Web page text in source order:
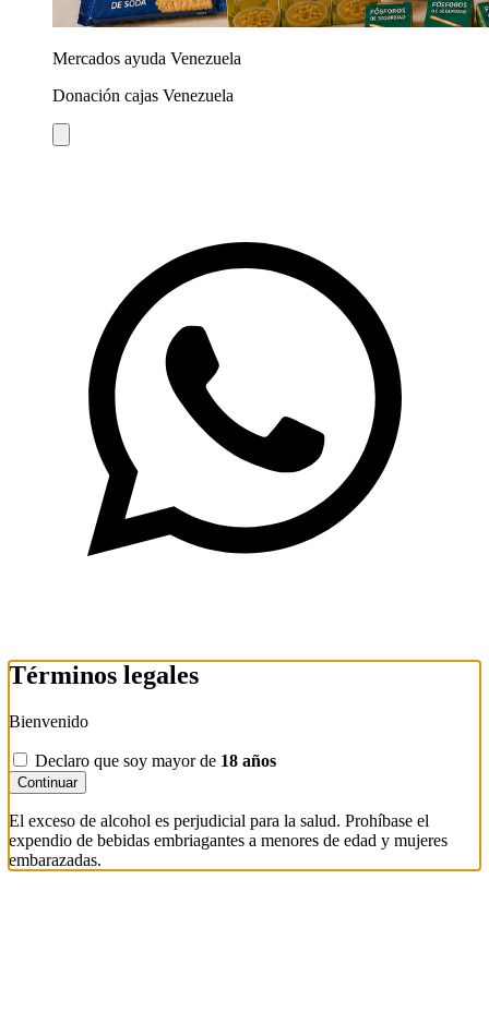
Mercados ayuda Venezuela
Donación cajas Venezuela
Términos legales
Bienvenido
Declaro que soy mayor de 18 años
Continuar
El exceso de alcohol es perjudicial para la salud. Prohíbase el
expendio de bebidas embriagantes a menores de edad y mujeres
embarazadas.